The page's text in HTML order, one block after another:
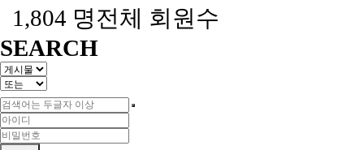
1,804 명전체 회원수
SEARCH